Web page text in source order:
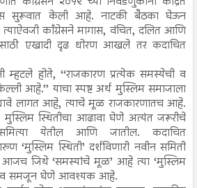
सुरूवात केली आहे. नाटकी बैठका घेऊन
त्याऐवजी काँग्रेसने मागास, वंचित, दलित आणि
एखादी दृढ धोरण आखले तर कदाचित
म्हटले होते, ‘‘राजकारण प्रत्येक समस्येची व
आहे.’’ याचा स्पष्ट अर्थ मुस्लिम समाजाला
लागत आहे, त्याचे मूळ राजकारणातच आहे.
मुस्लिम स्थितीचा आढावा घेणे अत्यंत जरूरीचे
येतील आणि जातील. कदाचित
‘मुस्लिम स्थिती’ दर्शविणारी नवीन समिती
आजच जिथे ‘समस्यांचे मूळ’ आहे त्या ‘मुस्लिम
समजून घेणे आवश्यक आहे.